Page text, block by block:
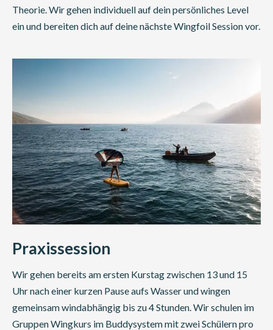
Theorie. Wir gehen individuell auf dein persönliches Level
ein und bereiten dich auf deine nächste Wingfoil Session vor.
Praxissession
Wir gehen bereits am ersten Kurstag zwischen 13 und 15
Uhr nach einer kurzen Pause aufs Wasser und wingen
gemeinsam windabhängig bis zu 4 Stunden. Wir schulen im
Gruppen Wingkurs im Buddysystem mit zwei Schülern pro